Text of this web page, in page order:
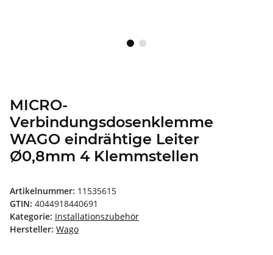
MICRO-
Verbindungsdosenklemme
WAGO eindrähtige Leiter
Ø0,8mm 4 Klemmstellen
Artikelnummer: 11535615
GTIN: 4044918440691
Kategorie: Installationszubehör
Hersteller: Wago